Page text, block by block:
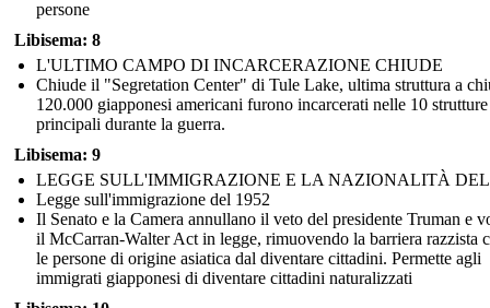
persone
Libisema: 8
L'ULTIMO CAMPO DI INCARCERAZIONE CHIUDE
Chiude il "Segretation Center" di Tule Lake, ultima struttura a
120.000 giapponesi americani furono incarcerati nelle 10 strutture
principali durante la guerra.
Libisema: 9
LEGGE SULL'IMMIGRAZIONE E LA NAZIONALITÀ DEL
Legge sull'immigrazione del 1952
Il Senato e la Camera annullano il veto del presidente Truman e
il McCarran-Walter Act in legge, rimuovendo la barriera razzista
le persone di origine asiatica dal diventare cittadini. Permette agli
immigrati giapponesi di diventare cittadini naturalizzati